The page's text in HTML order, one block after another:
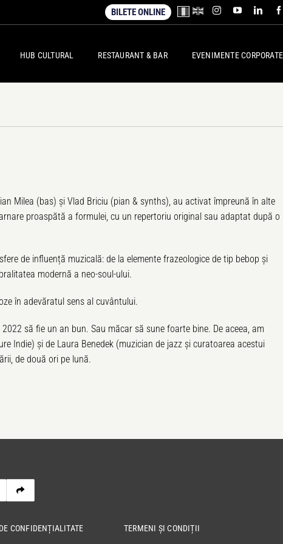
BILETE ONLINE
HUB CULTURAL RESTAURANT & BAR EVENIMENTE CORPORATE
Milea (bas) și Vlad Briciu (pian & synths), au activat împreună în alte
proaspătă a formulei, cu un repertoriu original sau adaptat după o
de influență muzicală: de la elemente frazeologice de tip bebop și
modernă a neo-soul-ului.
în adevăratul sens al cuvântului.
să fie un an bun. Sau măcar să sune foarte bine. De aceea, am
Indie) și de Laura Benedek (muzician de jazz și curatoarea acestui
de două ori pe lună.
CONFIDENȚIALITATE TERMENI ȘI CONDIȚII